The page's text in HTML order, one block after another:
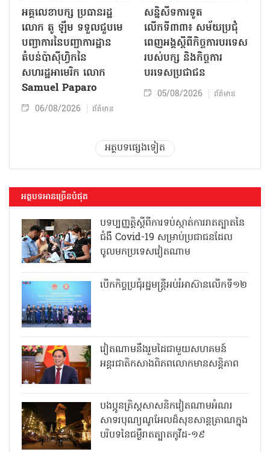
អគ្គលេខាបក្ស ប្រធានរដ្ឋ
លោក តូ ឡឹម ទទួលជួបមេ
បញ្ជាការនៃបញ្ជាការដ្ឋាន
តំបន់ប៉ាស៊ីហ្វិកនៃ
សហរដ្ឋអាមេរិក លោក
Samuel Paparo
06/08/2026 ព័ត៌មាន
សន្និសីទការទូត
លើកទី៣៣៖ សម័យប្រជុំ
ពេញអង្គស្តីពីកិច្ច​ការបរទេស
របស់​បក្ស និងកិច្ច​ការ
បរទេសប្រជាជន
05/08/2026 ព័ត៌មាន
អត្ថបទផ្សេងទៀត
អត្ថបទអានច្រើនបំផុត
បទប្បញ្ញត្តិស្តីពីការទប់ស្កាត់ការរាតត្បាតនៃ
ជំងឺ Covid-19 សម្រាប់ប្រជាជនដែល
ចូលមកប្រទេសវៀតណាម
បើកកិច្ចប្រជុំរដ្ឋមន្ត្រីអប់រំអាស៊ានលើកទី១២
វៀតណាមនឹងរួមដៃជាមួយសហគមន៍
អន្តរជាតិកសាងពិភពលោកមានសន្តិភាព
បងប្អូនគ្រិស្តសាសនិកវៀតណាមអំណរ
សាទរបុណ្យណូអែលដ៏សុខសាន្តត្រាណក្នុង
បរិបទនៃជម្ងឺរាតត្បាតកូវីដ-១៩